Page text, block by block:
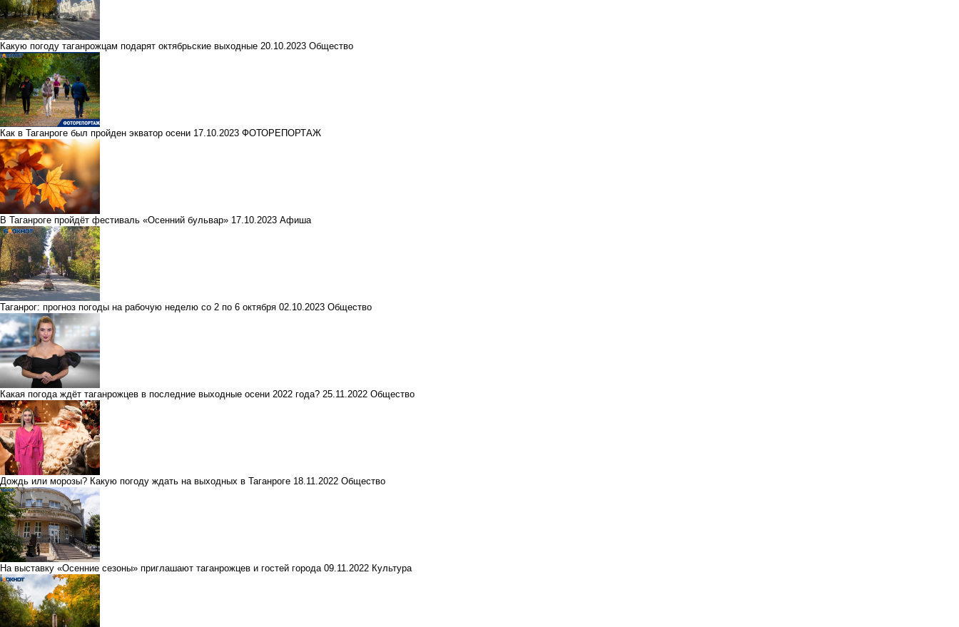
Какую погоду таганрожцам подарят октябрьские выходные 20.10.2023 Общество
Как в Таганроге был пройден экватор осени 17.10.2023 ФОТОРЕПОРТАЖ
В Таганроге пройдёт фестиваль «Осенний бульвар» 17.10.2023 Афиша
Таганрог: прогноз погоды на рабочую неделю со 2 по 6 октября 02.10.2023 Общество
Какая погода ждёт таганрожцев в последние выходные осени 2022 года? 25.11.2022 Общество
Дождь или морозы? Какую погоду ждать на выходных в Таганроге 18.11.2022 Общество
На выставку «Осенние сезоны» приглашают таганрожцев и гостей города 09.11.2022 Культура